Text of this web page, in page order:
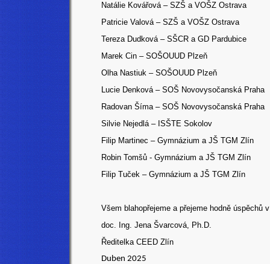
Natálie Kovářová – SZŠ a VOŠZ Ostrava
Patricie Valová – SZŠ a VOŠZ Ostrava
Tereza Dudková – SŠCR a GD Pardubice
Marek Cin – SOŠOUUD Plzeň
Olha Nastiuk – SOŠOUUD Plzeň
Lucie Denková – SOŠ Novovysočanská Praha
Radovan Šíma – SOŠ Novovysočanská Praha
Silvie Nejedlá – ISŠTE Sokolov
Filip Martinec – Gymnázium a JŠ TGM Zlín
Robin Tomšů - Gymnázium a JŠ TGM Zlín
Filip Tuček – Gymnázium a JŠ TGM Zlín
Všem blahopřejeme a přejeme hodně
doc. Ing. Jena Švarcová, Ph.D.
Ředitelka CEED Zlín
Duben 2025